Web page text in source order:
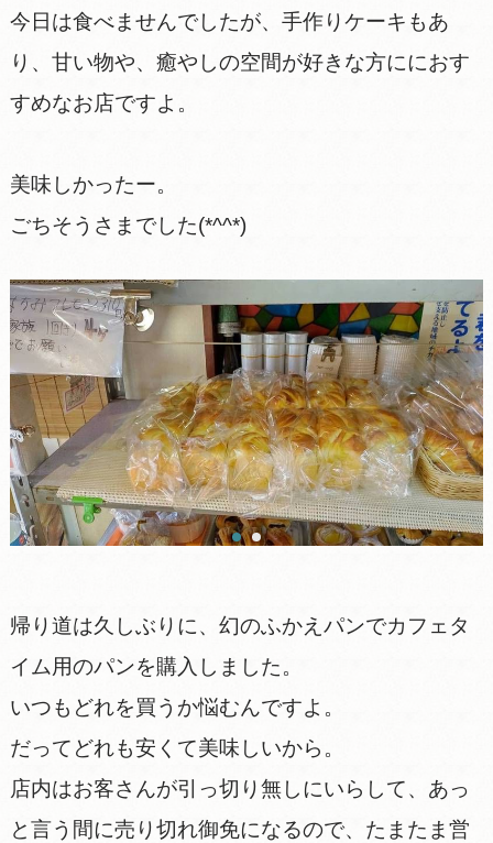
今日は食べませんでしたが、手作りケーキもあ
り、甘い物や、癒やしの空間が好きな方ににおす
すめなお店ですよ。
美味しかったー。
ごちそうさまでした(*^^*)
帰り道は久しぶりに、幻のふかえパンでカフェタ
イム用のパンを購入しました。
いつもどれを買うか悩むんですよ。
だってどれも安くて美味しいから。
店内はお客さんが引っ切り無しにいらして、あっ
と言う間に売り切れ御免になるので、たまたま営